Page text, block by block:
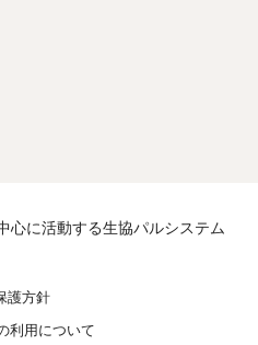
心に活動する生協パルシステム
護方針
利用について